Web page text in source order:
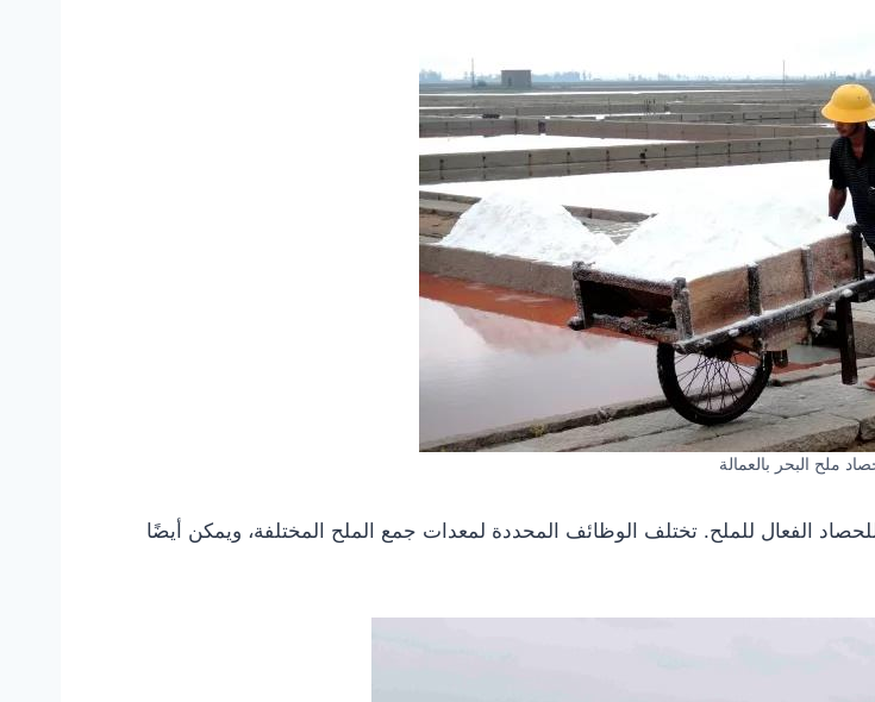
ملح البحر بالعمالة
الفعال للملح. تختلف الوظائف المحددة لمعدات جمع الملح المختلفة، ويمكن أيضًا